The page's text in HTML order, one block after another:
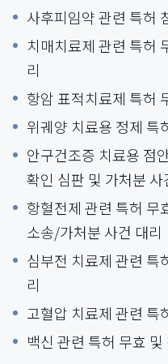
사후피임약 관련 특허
치매치료제 관련 특허
리
항암 표적치료제 특허
위궤양 치료용 정제 특
안구건조증 치료용 점
확인 심판 및 가처분 사
항혈전제 관련 특허 무
소송/가처분 사건 대리
심부전 치료제 관련 특
리
고혈압 치료제 관련 특
백신 관련 특허 무효